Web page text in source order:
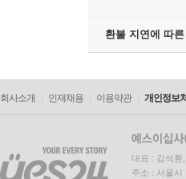
환불 지연에 따
회사소개 인재채용 이용약관 개인정보
대표 : 김석환
주소 : 서울시